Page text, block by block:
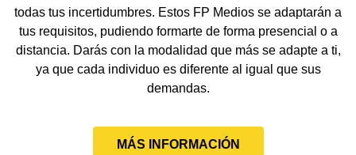
todas tus incertidumbres. Estos FP Medios se adaptarán a
tus requisitos, pudiendo formarte de forma presencial o a
distancia. Darás con la modalidad que más se adapte a ti,
ya que cada individuo es diferente al igual que sus
demandas.
MÁS INFORMACIÓN